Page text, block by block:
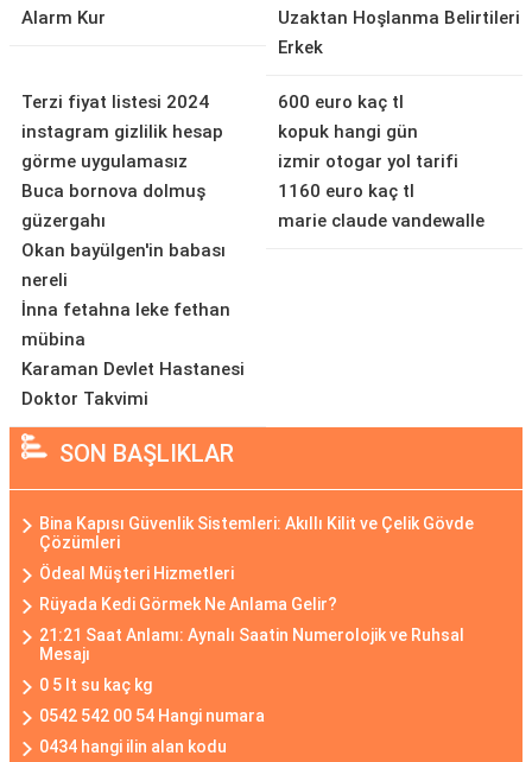
Alarm Kur
Uzaktan Hoşlanma Belirtileri
Erkek
Terzi fiyat listesi 2024
instagram gizlilik hesap
görme uygulamasız
Buca bornova dolmuş
güzergahı
Okan bayülgen'in babası
nereli
İnna fetahna leke fethan
mübina
Karaman Devlet Hastanesi
Doktor Takvimi
600 euro kaç tl
kopuk hangi gün
izmir otogar yol tarifi
1160 euro kaç tl
marie claude vandewalle
SON BAŞLIKLAR
Bina Kapısı Güvenlik Sistemleri: Akıllı Kilit ve Çelik Gövde
Çözümleri
Ödeal Müşteri Hizmetleri
Rüyada Kedi Görmek Ne Anlama Gelir?
21:21 Saat Anlamı: Aynalı Saatin Numerolojik ve Ruhsal
Mesajı
0 5 lt su kaç kg
0542 542 00 54 Hangi numara
0434 hangi ilin alan kodu